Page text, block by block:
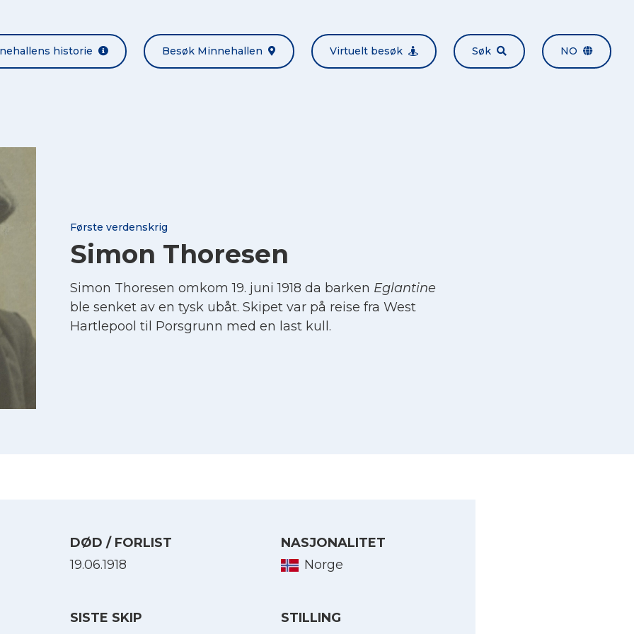
historie Besøk Minnehallen Virtuelt besøk Søk NO
Første verdenskrig
Simon Thoresen
Simon Thoresen omkom 19. juni 1918 da barken Eglantine
ble senket av en tysk ubåt. Skipet var på reise fra West
Hartlepool til Porsgrunn med en last kull.
DØD / FORLIST
19.06.1918
NASJONALITET
Norge
SISTE SKIP
STILLING
English